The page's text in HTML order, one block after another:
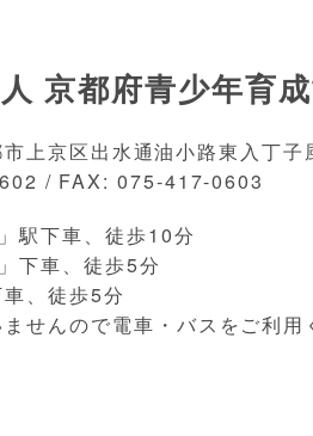
京都府青少年育
上京区出水通油小路東入丁
/ FAX: 075-417-0603
駅下車、徒歩10分
下車、徒歩5分
車、徒歩5分
せんので電車・バスをご利用